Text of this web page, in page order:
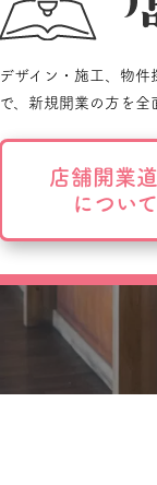
デザイン・施工、物件
で、 新規開業の方を全
店舗開業
について